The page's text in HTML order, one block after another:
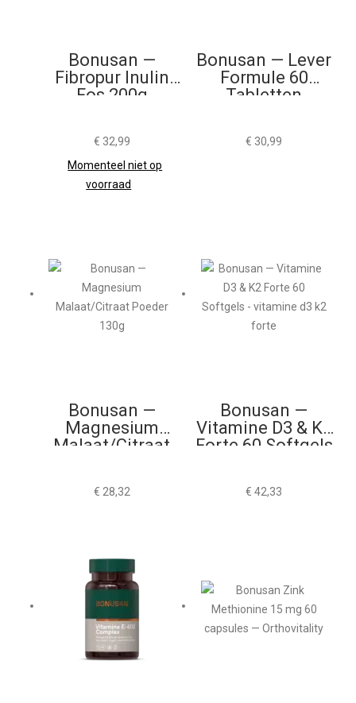
Bonusan —
Fibropur Inulin
Fos 200g
€ 32,99
Momenteel niet op
voorraad
Bonusan — Lever
Formule 60
Tabletten
€ 30,99
Bonusan —
Magnesium
Malaat/Citraat
€ 28,32
Bonusan —
Vitamine D3 & K2
Forte 60 Softgels
€ 42,33